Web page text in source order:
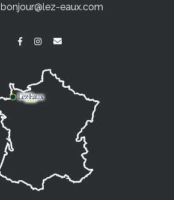
bonjour@lez-eaux.com